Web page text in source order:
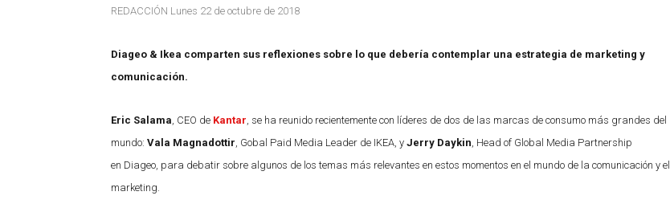
REDACCIÓN Lunes 22 de octubre de 2018
Diageo & Ikea comparten sus reflexiones sobre lo que debería contemplar una estrategia de marketing y
comunicación.
Eric Salama , CEO de Kantar , se ha reunido recientemente con líderes de dos de las marcas de consumo más grandes del
mundo: Vala Magnadottir , Gobal Paid Media Leader de IKEA, y Jerry Daykin , Head of Global Media Partnership
en Diageo, para debatir sobre algunos de los temas más relevantes en estos momentos en el mundo de la comunicación y el
marketing.